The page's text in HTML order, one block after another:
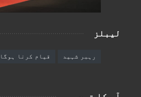
لیبلز
رہبر شہید قیام کرنا ہوگا